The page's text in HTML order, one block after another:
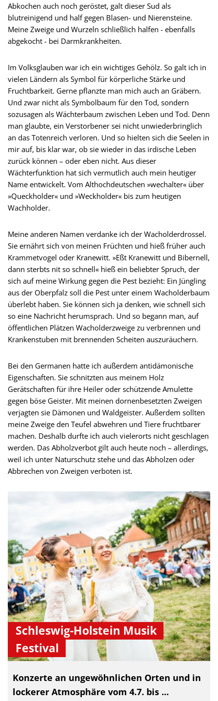
Abkochen auch noch geröstet, galt dieser Sud als
blutreinigend und half gegen Blasen- und Nierensteine.
Meine Zweige und Wurzeln schließlich halfen - ebenfalls
abgekocht - bei Darmkrankheiten.
Im Volksglauben war ich ein wichtiges Gehölz. So galt ich in
vielen Ländern als Symbol für körperliche Stärke und
Fruchtbarkeit. Gerne pflanzte man mich auch an Gräbern.
Und zwar nicht als Symbolbaum für den Tod, sondern
sozusagen als Wächterbaum zwischen Leben und Tod. Denn
man glaubte, ein Verstorbener sei nicht unwiederbringlich
an das Totenreich verloren. Und so hielten sich die Seelen in
mir auf, bis klar war, ob sie wieder in das irdische Leben
zurück können – oder eben nicht. Aus dieser
Wächterfunktion hat sich vermutlich auch mein heutiger
Name entwickelt. Vom Althochdeutschen »wechalter« über
»Queckholder« und »Weckholder« bis zum heutigen
Wachholder.
Meine anderen Namen verdanke ich der Wacholderdrossel.
Sie ernährt sich von meinen Früchten und hieß früher auch
Krammetvogel oder Kranewitt. »Eßt Kranewitt und Bibernell,
dann sterbts nit so schnell« hieß ein beliebter Spruch, der
sich auf meine Wirkung gegen die Pest bezieht: Ein Jüngling
aus der Oberpfalz soll die Pest unter einem Wacholderbaum
überlebt haben. Sie können sich ja denken, wie schnell sich
so eine Nachricht herumsprach. Und so begann man, auf
öffentlichen Plätzen Wacholderzweige zu verbrennen und
Krankenstuben mit brennenden Scheiten auszuräuchern.
Bei den Germanen hatte ich außerdem antidämonische
Eigenschaften. Sie schnitzten aus meinem Holz
Gerätschaften für ihre Heiler oder schützende Amulette
gegen böse Geister. Mit meinen dornenbesetzten Zweigen
verjagten sie Dämonen und Waldgeister. Außerdem sollten
meine Zweige den Teufel abwehren und Tiere fruchtbarer
machen. Deshalb durfte ich auch vielerorts nicht geschlagen
werden. Das Abholzverbot gilt auch heute noch – allerdings,
weil ich unter Naturschutz stehe und das Abholzen oder
Abbrechen von Zweigen verboten ist.
Schleswig-Holstein Musik
Festival
Konzerte an ungewöhnlichen Orten und in
lockerer Atmosphäre vom 4.7. bis ...